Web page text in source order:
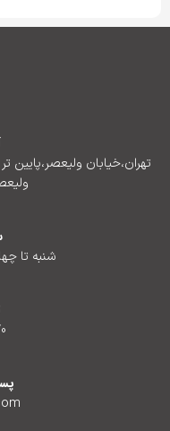
تهران،خیابان ولیعصر،پایین
شنبه تا